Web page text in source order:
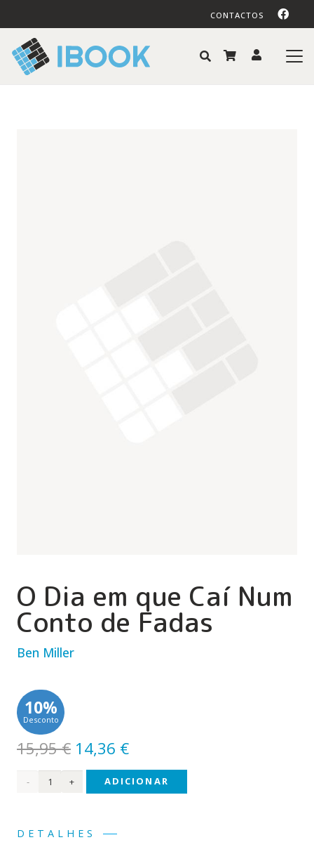
CONTACTOS
O Dia em que Caí Num
Conto de Fadas
Ben Miller
10%
Desconto
15,95€ O
preço
original
15,95 €.
14,36 €O
preço
atual
Quantidade
ADICIONAR
DETALHES